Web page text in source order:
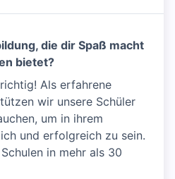
die dir Spaß macht
bietet?
Als erfahrene
wir unsere Schüler
um in ihrem
und erfolgreich zu sein.
in mehr als 30